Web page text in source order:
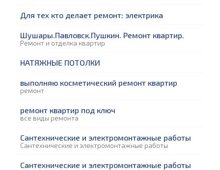
Для тех кто делает ремонт: электрика
Шушары.Павловск.Пушкин. Ремонт квартир.
Ремонт и отделка квартир
НАТЯЖНЫЕ ПОТОЛКИ
выполняю косметический ремонт квартир
ремонт
ремонт квартир под ключ
все виды ремонта
Сантехнические и электромонтажные работы
Сантехнические и электромонтажные работы
Сантехнические и электромонтажные работы